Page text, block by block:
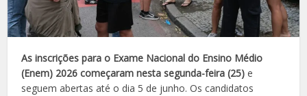
As inscrições para o Exame Nacional do Ensino Médio
(Enem) 2026 começaram nesta segunda-feira (25) e
seguem abertas até o dia 5 de junho. Os candidatos